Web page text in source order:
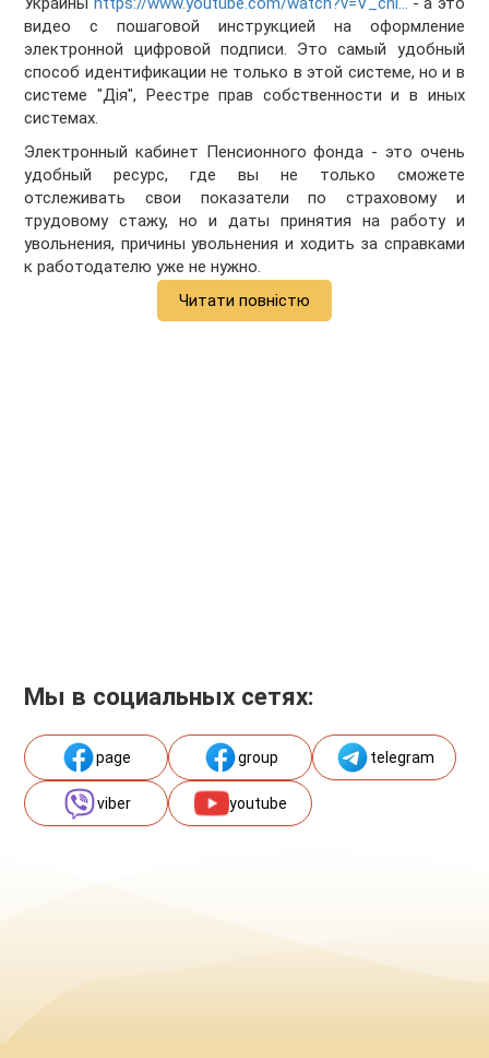
видео с пошаговой инструкцией на оформление
электронной цифровой подписи. Это самый удобный
способ идентификации не только в этой системе, но и в
системе "Дія", Реестре прав собственности и в иных
системах.
Электронный кабинет Пенсионного фонда - это очень
удобный ресурс, где вы не только сможете
отслеживать свои показатели по страховому и
трудовому стажу, но и даты принятия на работу и
увольнения, причины увольнения и ходить за справками
к работодателю уже не нужно.
Читати повністю
Мы в социальных сетях:
page group telegram
viber youtube